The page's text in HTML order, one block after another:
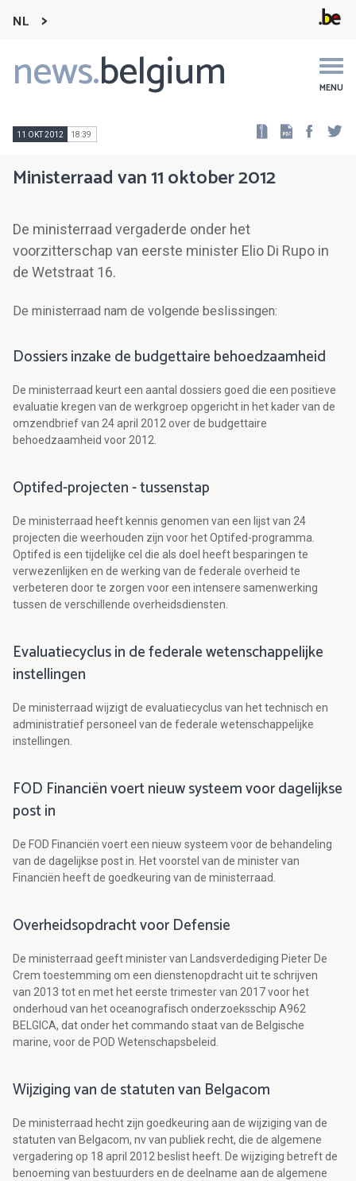
NL
news.belgium MENU
Main
navigation
11 OKT 2012 18:39
Ministerraad van 11 oktober 2012
De ministerraad vergaderde onder het
voorzitterschap van eerste minister Elio Di Rupo in
de Wetstraat 16.
De ministerraad nam de volgende beslissingen:
Dossiers inzake de budgettaire behoedzaamheid
De ministerraad keurt een aantal dossiers goed die een positieve
evaluatie kregen van de werkgroep opgericht in het kader van de
omzendbrief van 24 april 2012 over de budgettaire
behoedzaamheid voor 2012.
Optifed-projecten - tussenstap
De ministerraad heeft kennis genomen van een lijst van 24
projecten die weerhouden zijn voor het Optifed-programma.
Optifed is een tijdelijke cel die als doel heeft besparingen te
verwezenlijken en de werking van de federale overheid te
verbeteren door te zorgen voor een intensere samenwerking
tussen de verschillende overheidsdiensten.
Evaluatiecyclus in de federale wetenschappelijke
instellingen
De ministerraad wijzigt de evaluatiecyclus van het technisch en
administratief personeel van de federale wetenschappelijke
instellingen.
FOD Financiën voert nieuw systeem voor dagelijkse
post in
De FOD Financiën voert een nieuw systeem voor de behandeling
van de dagelijkse post in. Het voorstel van de minister van
Financiën heeft de goedkeuring van de ministerraad.
Overheidsopdracht voor Defensie
De ministerraad geeft minister van Landsverdediging Pieter De
Crem toestemming om een dienstenopdracht uit te schrijven
van 2013 tot en met het eerste trimester van 2017 voor het
onderhoud van het oceanografisch onderzoeksschip A962
BELGICA, dat onder het commando staat van de Belgische
marine, voor de POD Wetenschapsbeleid.
Wijziging van de statuten van Belgacom
De ministerraad hecht zijn goedkeuring aan de wijziging van de
statuten van Belgacom, nv van publiek recht, die de algemene
vergadering op 18 april 2012 beslist heeft. De wijziging betreft de
benoeming van bestuurders en de deelname aan de algemene